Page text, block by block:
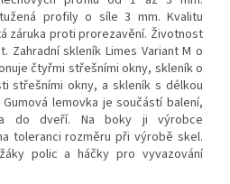
profily o síle 3 mm. Kvalitu
záruka proti prorezavění. Životnost
. Zahradní skleník Limes Variant M o
čtyřmi střešními okny, skleník o
střešními okny, a skleník s délkou
lemovka je součástí balení,
do dveří. Na boky ji výrobce
toleranci rozměru při výrobě skel.
polic a háčky pro vyvazování